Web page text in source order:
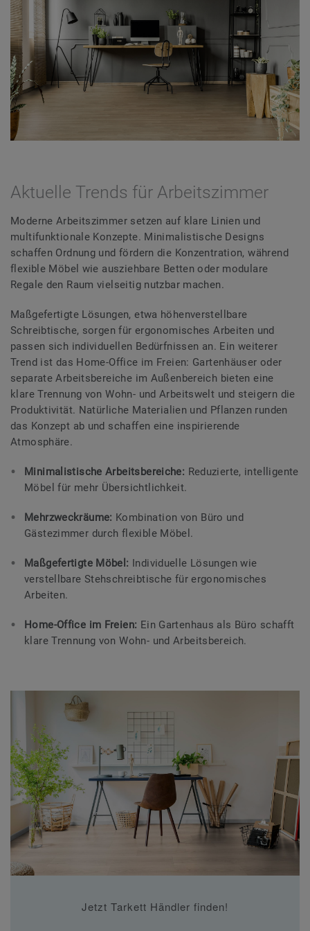
Aktuelle Trends für Arbeitszimmer
Moderne Arbeitszimmer setzen auf klare Linien und
multifunktionale Konzepte. Minimalistische Designs
schaffen Ordnung und fördern die Konzentration, während
flexible Möbel wie ausziehbare Betten oder modulare
Regale den Raum vielseitig nutzbar machen.
Maßgefertigte Lösungen, etwa höhenverstellbare
Schreibtische, sorgen für ergonomisches Arbeiten und
passen sich individuellen Bedürfnissen an. Ein weiterer
Trend ist das Home-Office im Freien: Gartenhäuser oder
separate Arbeitsbereiche im Außenbereich bieten eine
klare Trennung von Wohn- und Arbeitswelt und steigern die
Produktivität. Natürliche Materialien und Pflanzen runden
das Konzept ab und schaffen eine inspirierende
Atmosphäre.
Minimalistische Arbeitsbereiche: Reduzierte, intelligente
Möbel für mehr Übersichtlichkeit.
Mehrzweckräume: Kombination von Büro und
Gästezimmer durch flexible Möbel.
Maßgefertigte Möbel: Individuelle Lösungen wie
verstellbare Stehschreibtische für ergonomisches
Arbeiten.
Home-Office im Freien: Ein Gartenhaus als Büro schafft
klare Trennung von Wohn- und Arbeitsbereich.
Jetzt Tarkett Händler finden!